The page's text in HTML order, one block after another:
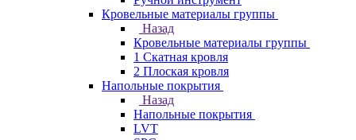
Кровельные материалы группы
Назад
Кровельные материалы группы
1 Скатная кровля
2 Плоская кровля
Напольные покрытия
Назад
Напольные покрытия
LVT